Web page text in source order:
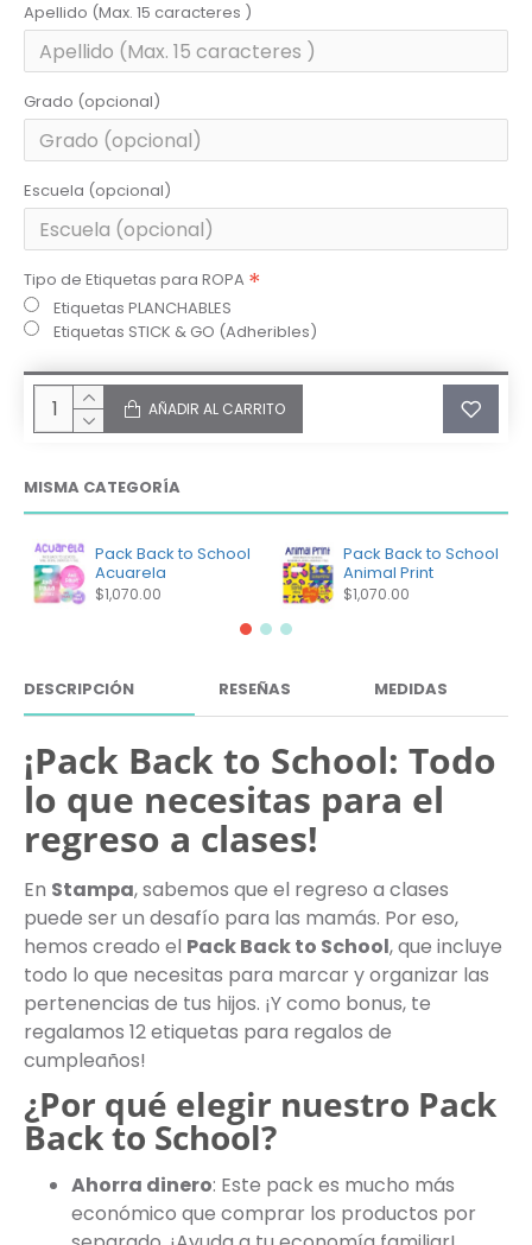
Apellido (Max. 15 caracteres )
Grado (opcional)
Escuela (opcional)
Tipo de Etiquetas para ROPA
Etiquetas PLANCHABLES
Etiquetas STICK & GO (Adheribles)
AÑADIR AL CARRITO
MISMA CATEGORÍA
Pack Back to School
Acuarela
$1,070.00
Pack Back to School
Animal Print
$1,070.00
DESCRIPCIÓN RESEÑAS MEDIDAS
¡Pack Back to School: Todo
lo que necesitas para el
regreso a clases!
En Stampa, sabemos que el regreso a clases
puede ser un desafío para las mamás. Por eso,
hemos creado el Pack Back to School, que incluye
todo lo que necesitas para marcar y organizar las
pertenencias de tus hijos. ¡Y como bonus, te
regalamos 12 etiquetas para regalos de
cumpleaños!
¿Por qué elegir nuestro Pack
Back to School?
Ahorra dinero: Este pack es mucho más
económico que comprar los productos por